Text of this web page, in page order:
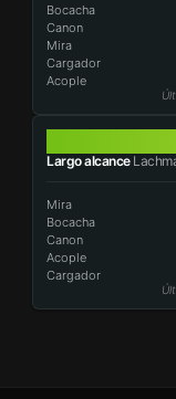
Bocacha
Canon
Mira
Cargador
Acople
Largo alcance
Mira
Bocacha
Canon
Acople
Cargador